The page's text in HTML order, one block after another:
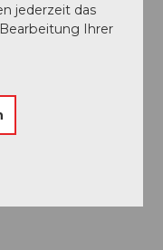
jederzeit das
Ihrer